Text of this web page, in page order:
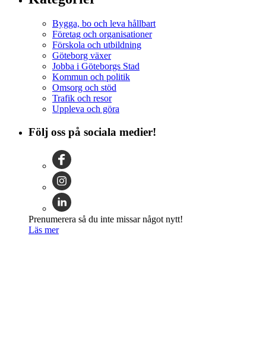
Bygga, bo och leva hållbart
Företag och organisationer
Förskola och utbildning
Göteborg växer
Jobba i Göteborgs Stad
Kommun och politik
Omsorg och stöd
Trafik och resor
Uppleva och göra
Följ oss på sociala medier!
Prenumerera så du inte missar något nytt!
Läs mer